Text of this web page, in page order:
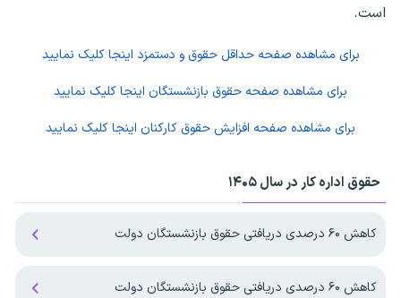
است.
برای مشاهده صفحه حداقل حقوق و دستمزد اینجا کلیک نمایید
برای مشاهده صفحه حقوق بازنشستگان اینجا کلیک نمایید
برای مشاهده صفحه افزایش حقوق کارکنان اینجا کلیک نمایید
حقوق اداره کار در سال ۱۴۰۵
کاهش ۶۰ درصدی دریافتی حقوق بازنشستگان دولت
کاهش ۶۰ درصدی دریافتی حقوق بازنشستگان دولت